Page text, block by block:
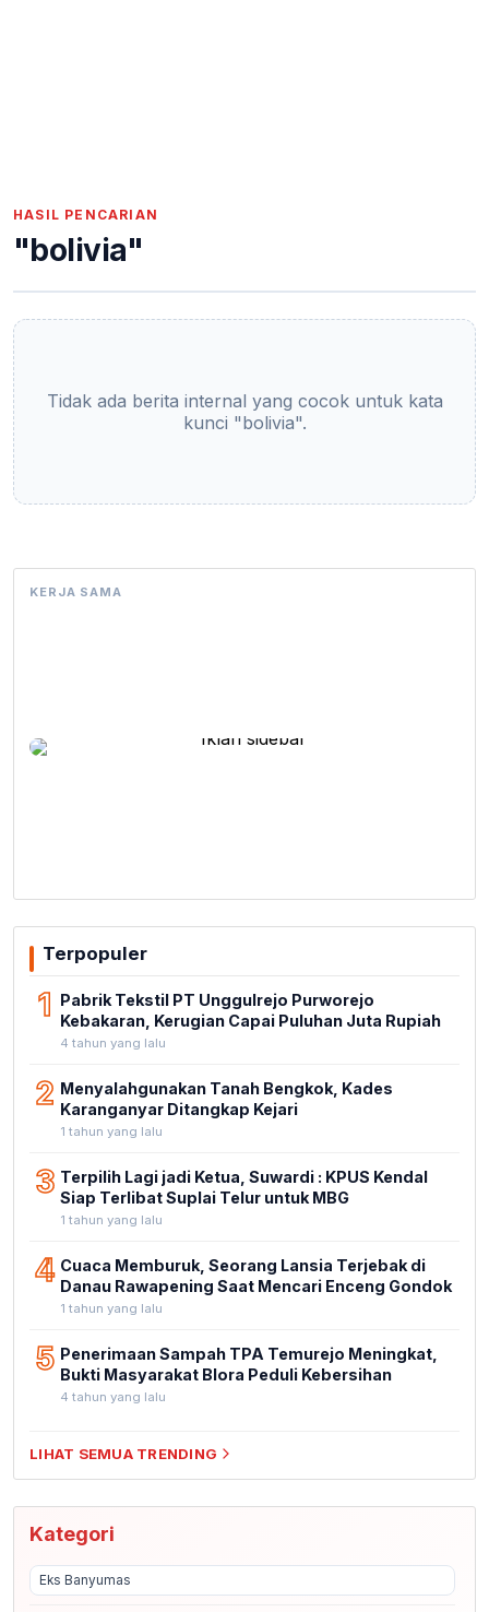
HASIL PENCARIAN
"bolivia"
Tidak ada berita internal yang cocok untuk kata
kunci "bolivia".
KERJA SAMA
Terpopuler
1 Pabrik Tekstil PT Unggulrejo Purworejo
Kebakaran, Kerugian Capai Puluhan Juta Rupiah
4 tahun yang lalu
2 Menyalahgunakan Tanah Bengkok, Kades
Karanganyar Ditangkap Kejari
1 tahun yang lalu
3 Terpilih Lagi jadi Ketua, Suwardi : KPUS Kendal
Siap Terlibat Suplai Telur untuk MBG
1 tahun yang lalu
4 Cuaca Memburuk, Seorang Lansia Terjebak di
Danau Rawapening Saat Mencari Enceng Gondok
1 tahun yang lalu
5 Penerimaan Sampah TPA Temurejo Meningkat,
Bukti Masyarakat Blora Peduli Kebersihan
4 tahun yang lalu
LIHAT SEMUA TRENDING
Kategori
Eks Banyumas